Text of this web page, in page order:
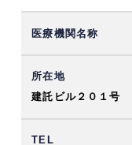
建託ビル２０１号